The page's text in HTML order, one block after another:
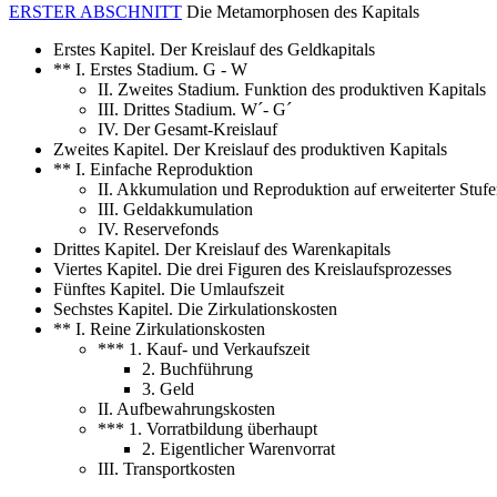
ERSTER ABSCHNITT Die Metamorphosen des Kapitals
Erstes Kapitel. Der Kreislauf des Geldkapitals
** I. Erstes Stadium. G - W
II. Zweites Stadium. Funktion des produktiven Kapitals
III. Drittes Stadium. W´- G´
IV. Der Gesamt-Kreislauf
Zweites Kapitel. Der Kreislauf des produktiven Kapitals
** I. Einfache Reproduktion
II. Akkumulation und Reproduktion auf erweiterter
III. Geldakkumulation
IV. Reservefonds
Drittes Kapitel. Der Kreislauf des Warenkapitals
Viertes Kapitel. Die drei Figuren des Kreislaufsprozesses
Fünftes Kapitel. Die Umlaufszeit
Sechstes Kapitel. Die Zirkulationskosten
** I. Reine Zirkulationskosten
*** 1. Kauf- und Verkaufszeit
2. Buchführung
3. Geld
II. Aufbewahrungskosten
*** 1. Vorratbildung überhaupt
2. Eigentlicher Warenvorrat
III. Transportkosten